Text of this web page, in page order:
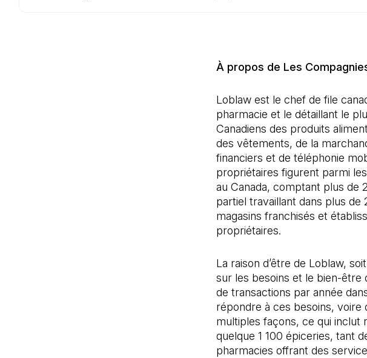
À propos de Les
Loblaw est le chef de file
pharmacie et le détaillant le
Canadiens des produits
des vêtements, de la
financiers et de téléphonie
propriétaires figurent parmi
au Canada, comptant plus
partiel travaillant dans plus de
magasins franchisés et
propriétaires.
La raison d’être de Loblaw,
sur les besoins et le bien-être
de transactions par année
répondre à ces besoins, voire
multiples façons, ce qui inclut
quelque 1 100 épiceries, tant
pharmacies offrant des